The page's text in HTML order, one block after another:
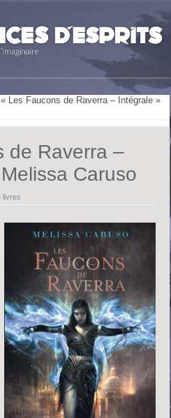
« Les Faucons de Raverra – Intégrale »
de Raverra –
Caruso
livres